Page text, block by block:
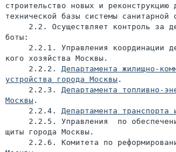
строительство новых и реконструкцию
технической базы системы санитарной
2.2. Осуществляет контроль за
боты:
2.2.1. Управления координации
кого хозяйства Москвы.
     2.2.2.
Департамента жилищно-
устройства города Москвы .
     2.2.3.
Департамента топливно-
Москвы .
     2.2.4.
Департамента
2.2.5. Управления  по
щиты города Москвы.
2.2.6. Комитета по